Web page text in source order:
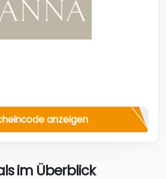
anzeigen
im Überblick